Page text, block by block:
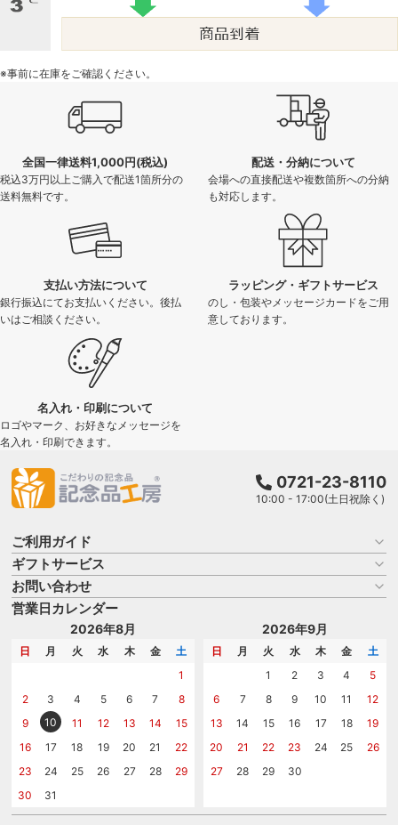
※事前に在庫をご確認ください。
全国一律送料1,000円(税込)
税込3万円以上ご購入で配送1箇所分の
送料無料です。
配送・分納について
会場への直接配送や複数箇所への分納
も対応します。
支払い方法について
銀行振込にてお支払いください。後払
いはご相談ください。
ラッピング・ギフトサービス
のし・包装やメッセージカードをご用
意しております。
名入れ・印刷について
ロゴやマーク、お好きなメッセージを
名入れ・印刷できます。
0721-23-8110
10:00 - 17:00(土日祝除く)
ご利用ガイド
お買い物ガイド
よくある質問
はじめての記念品選び
記念品工房の使い方
ギフトサービス
名入れについて
のし
メッセージカード
お問い合わせ
商品選びを相談する
名入れについて相談する
カタログを請求する
営業日カレンダー
2026年8月
日 月 火 水 木 金
土
1
2
3 4 5 6 7
8
9
10 11 12 13 14
15
16
17 18 19 20 21
22
23
24 25 26 27 28
29
30
31
2026年9月
日 月 火 水 木 金
土
1
2 3 4
5
6
7 8 9 10 11
12
13
14 15 16 17 18
19
20
21 22 23 24 25
26
27
28 29 30